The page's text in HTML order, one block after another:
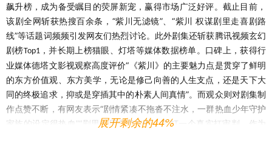
飙升榜，成为备受瞩目的荧屏新宠 ， 赢得市场广泛好评。截止目前，
该剧全网斩获热搜百余条， “紫川无滤镜”、“紫川 权谋剧里走喜剧路
线”等话题词频频引发网友们热烈讨论。此外剧集还斩获腾讯视频玄幻
剧榜Top1 ，并长期上榜猫眼、灯塔等媒体数据榜单。口碑上，获得行
业媒体德塔文影视观察高度评价“ 《紫川》的主要魅力点是贯穿了鲜明
的东方价值观、东方美学，无论是修己向善的人生支点，还是天下大
同的终极追求，抑或是穿插其中的朴素人间真情”。而观众则对剧集制
作点赞不断，有网友表示“剧情紧凑不拖沓不注水 ，一群热血少年守护
家族的设定很热血 ”“剧里采用自然光线，主打一个真实 扛审判
作为
展开剩余的44%